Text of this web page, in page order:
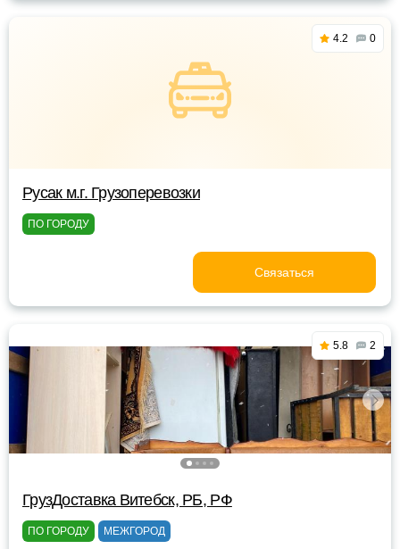
4.2 0
Русак м.г. Грузоперевозки
ПО ГОРОДУ
Связаться
5.8 2
ГрузДоставка Витебск, РБ, РФ
ПО ГОРОДУ МЕЖГОРОД